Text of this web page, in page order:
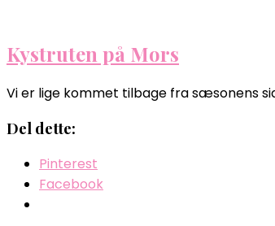
Kystruten på Mors
Vi er lige kommet tilbage fra sæsonens
Del dette:
Pinterest
Facebook